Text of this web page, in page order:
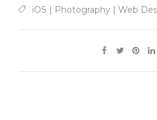
iOS Photography Web